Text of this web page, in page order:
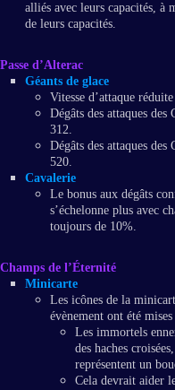
alliés avec leurs capacités, à
de leurs capacités.
Passe d’Alterac
Géants de glace
Vitesse d’attaque
Dégâts des attaques des
312.
Dégâts des attaques des
520.
Cavalerie
Le bonus aux dégâts
s’échelonne plus avec
toujours de 10%.
Champs de l’Éternité
Minicarte
Les icônes de la
évènement ont été
Les immortels
des haches
représentent un
Cela devrait aider